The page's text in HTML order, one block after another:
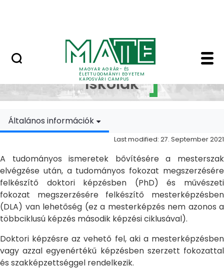
MAGYAR AGRÁR- ÉS
ÉLETTUDOMÁNYI EGYETEM
KAPOSVÁRI CAMPUS
Doktori Iskolák -
Doktori
Iskolák
Általános információk
Last modified: 27. September 2021
A tudományos ismeretek bővítésére a mesterszak
elvégzése után, a tudományos fokozat megszerzésére
felkészítő doktori képzésben (PhD) és művészeti
fokozat megszerzésére felkészítő mesterképzésben
(DLA) van lehetőség (ez a mesterképzés nem azonos a
többciklusú képzés második képzési ciklusával).
Doktori képzésre az vehető fel, aki a mesterképzésben
vagy azzal egyenértékű képzésben szerzett fokozattal
és szakképzettséggel rendelkezik.